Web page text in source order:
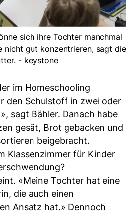
sich ihre Tochter manchmal
nicht gut konzentrieren, sagt die
- keystone
im Homeschooling
den Schulstoff in zwei oder
sagt Bähler. Danach habe
gesät, Brot gebacken und
beigebracht.
Klassenzimmer für Kinder
«Meine Tochter hat eine
die auch einen
Ansatz hat.» Dennoch